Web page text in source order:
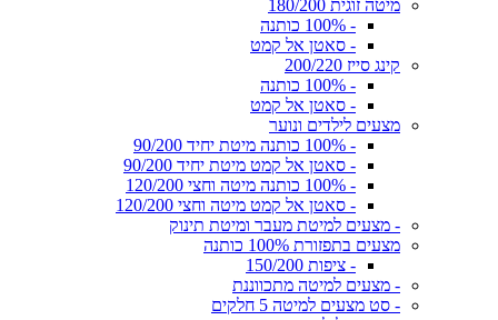
מיטה זוגית 180/200
- 100% כותנה
- סאטן אל קמט
קינג סייז 200/220
- 100% כותנה
- סאטן אל קמט
מצעים לילדים ונוער
- 100% כותנה מיטת יחיד 90/200
- סאטן אל קמט מיטת יחיד 90/200
- 100% כותנה מיטה וחצי 120/200
- סאטן אל קמט מיטה וחצי 120/200
- מצעים למיטת מעבר ומיטת תינוק
מצעים בתפזורת 100% כותנה
- ציפות 150/200
- מצעים למיטה מתכווננת
- סט מצעים למיטה 5 חלקים